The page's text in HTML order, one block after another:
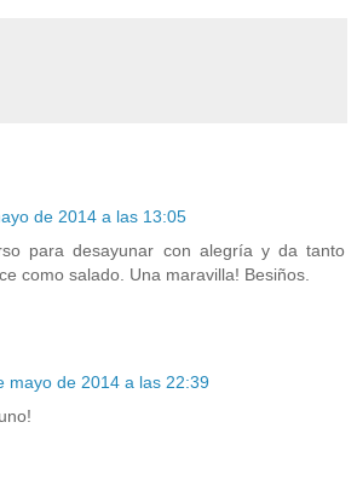
de 2014 a las 13:05
para desayunar con alegría y da tanto
como salado. Una maravilla! Besiños.
mayo de 2014 a las 22:39